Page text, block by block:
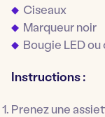
Ciseaux
Marqueur noir
Bougie LED
Instructions :
Prenez une